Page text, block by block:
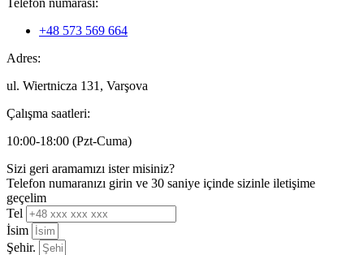
+48 573 569 664
Adres:
ul. Wiertnicza 131, Varşova
Çalışma saatleri:
10:00-18:00 (Pzt-Cuma)
Sizi geri aramamızı ister misiniz?
Telefon numaranızı girin ve 30 saniye içinde sizinle iletişime
geçelim
Tel
İsim
Şehir.